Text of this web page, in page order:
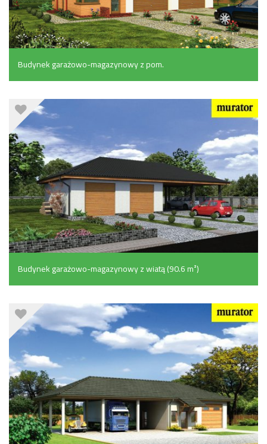
Budynek garażowo-magazynowy z pom.
pomocniczymi (113.7 m²)
Budynek garażowo-magazynowy z wiatą (90.6 m²)